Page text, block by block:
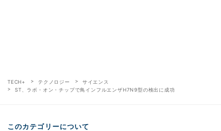
TECH+ テクノロジー
サイエンス
ST、ラボ・オン・チップで鳥インフルエンザH7N9型の検出に成功
このカテゴリーについて